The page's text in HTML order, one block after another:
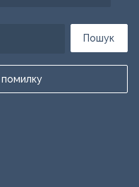
Пошук